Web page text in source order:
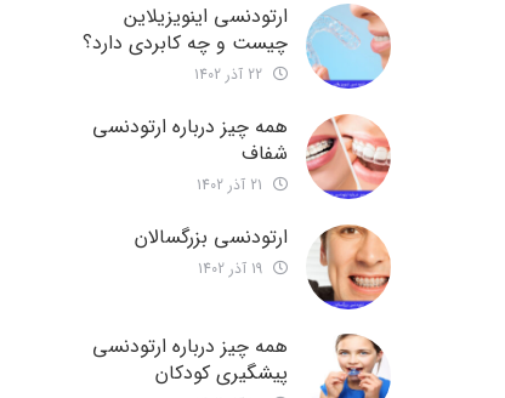
ارتودنسی اینویزیلاین
چیست و چه کابردی دارد؟
همه چیز درباره ارتودنسی
شفاف
ارتودنسی بزرگسالان
همه چیز درباره ارتودنسی
پیشگیری کودکان